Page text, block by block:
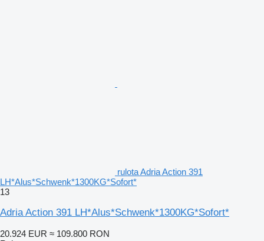
rulota Adria Action 391
LH*Alus*Schwenk*1300KG*Sofort*
13
Adria Action 391 LH*Alus*Schwenk*1300KG*Sofort*
20.924 EUR ≈ 109.800 RON